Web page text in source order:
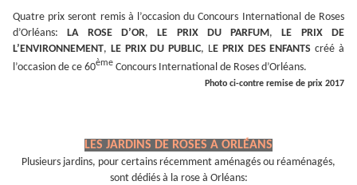
Quatre prix seront remis à l’occasion du Concours International de Roses
d’Orléans:LA ROSE D’OR,LE PRIX DU PARFUM,LE PRIX DE
L’ENVIRONNEMENT, LE PRIX DU PUBLIC, LE PRIX DES ENFANTS créé à
l’occasion de ce 60ème Concours International de Roses d’Orléans.
Photo ci-contre remise de prix 2017
LES JARDINS DE ROSES A ORLÉANS
Plusieurs jardins, pour certains récemment aménagés ou réaménagés,
sont dédiés à la rose à Orléans: